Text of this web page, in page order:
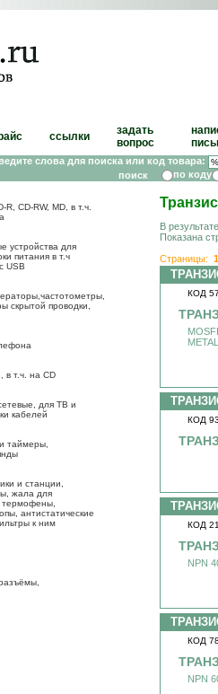
ссылки
задать
вопрос
слова для поиска или код товара:
по коду
CD-RW, MD, в т.ч.
устройства для
питания в т.ч
USB
скрытой проводки,
в т.ч. на CD
для ТВ и
кабелей
таймеры,
и станции,
жала для
термофены,
антистатические
к ним
В
Показана
Страницы:
КОД
КОД
КОД
NPN
КОД
NPN